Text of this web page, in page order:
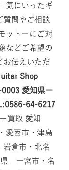
気にいったギ
質問やご相談
ットーにご対
などご希望の
お伝えいただ
Shop
0003 愛知県一
64-6217
買取 愛知
愛西市・津島
岩倉市・北名
県 一宮市・名